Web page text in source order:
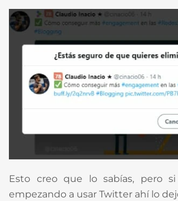
Esto creo que lo sabías, pero
empezando a usar Twitter ahí lo